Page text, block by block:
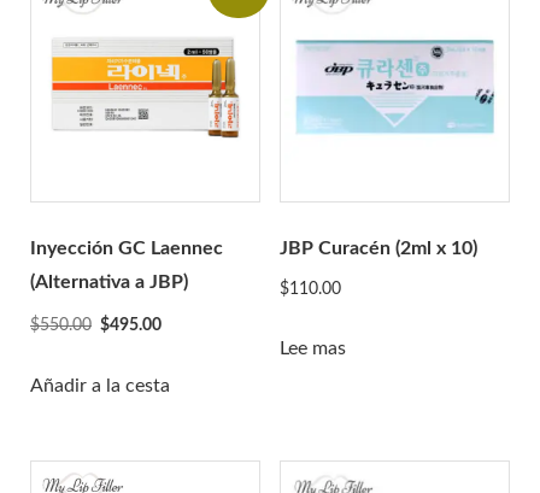
Inyección GC Laennec
(Alternativa a JBP)
$550.00 El
original
$495.00
actual
Añadir a la cesta
JBP Curacén (2ml x 10)
$110.00
Lee mas
Aptos
Aqualyx
Revofil Aquashine
Amigos de la belleza
Cellnoc
Dermaheal
Dermalax
Dermaren
Gana
Relleno resplandeciente